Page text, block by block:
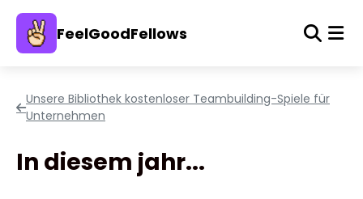
FeelGoodFellows
Unsere Bibliothek kostenloser Teambuilding-Spiele für
Unternehmen
In diesem jahr...